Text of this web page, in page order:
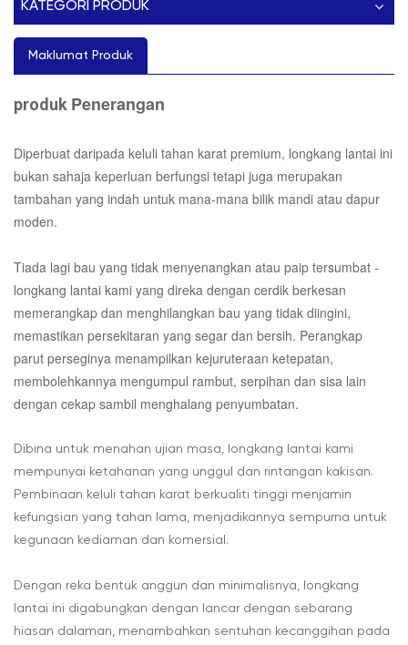
KATEGORI PRODUK
Maklumat Produk
produk Penerangan
Diperbuat daripada keluli tahan karat premium, longkang lantai ini
bukan sahaja keperluan berfungsi tetapi juga merupakan
tambahan yang indah untuk mana-mana bilik mandi atau dapur
moden.
Tiada lagi bau yang tidak menyenangkan atau paip tersumbat -
longkang lantai kami yang direka dengan cerdik berkesan
memerangkap dan menghilangkan bau yang tidak diingini,
memastikan persekitaran yang segar dan bersih. Perangkap
parut perseginya menampilkan kejuruteraan ketepatan,
membolehkannya mengumpul rambut, serpihan dan sisa lain
dengan cekap sambil menghalang penyumbatan.
Dibina untuk menahan ujian masa, longkang lantai kami
mempunyai ketahanan yang unggul dan rintangan kakisan.
Pembinaan keluli tahan karat berkualiti tinggi menjamin
kefungsian yang tahan lama, menjadikannya sempurna untuk
kegunaan kediaman dan komersial.
Dengan reka bentuk anggun dan minimalisnya, longkang
lantai ini digabungkan dengan lancar dengan sebarang
hiasan dalaman, menambahkan sentuhan kecanggihan pada